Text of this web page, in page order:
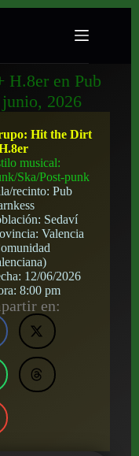
H.8er en Pub
junio, 2026
Hit the Dirt
musical:
Ska/Post-punk
recinto:Pub
Sedaví
Valencia
12/06/2026
8:00 pm
en: